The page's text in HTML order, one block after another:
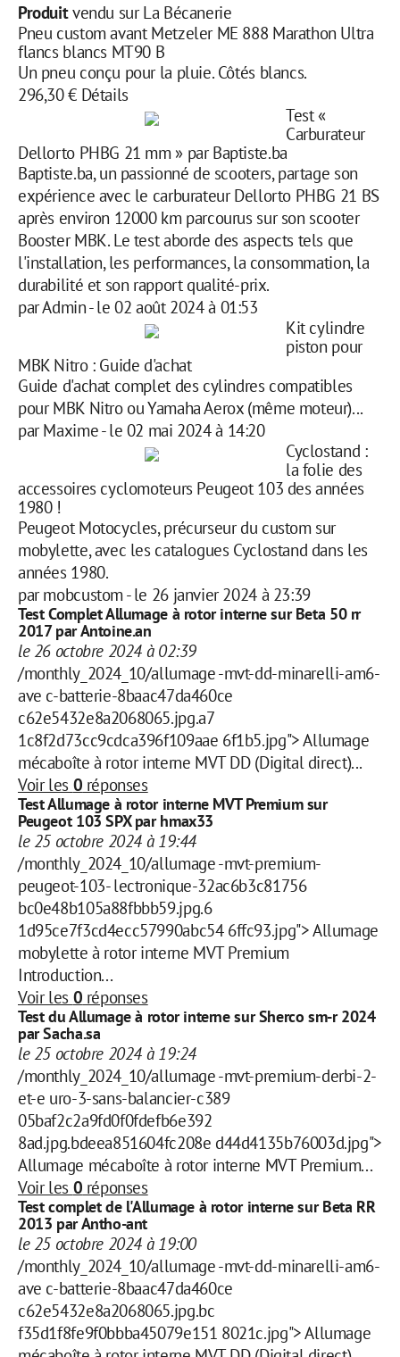
Produitvendu sur La Bécanerie
Pneu custom avant Metzeler ME 888 Marathon Ultra
flancs blancs MT90 B
Un pneu conçu pour la pluie. Côtés blancs.
296,30 € Détails
Test «
Carburateur
Dellorto PHBG 21 mm » par Baptiste.ba
Baptiste.ba, un passionné de scooters, partage son
expérience avec le carburateur Dellorto PHBG 21 BS
après environ 12000 km parcourus sur son scooter
Booster MBK. Le test aborde des aspects tels que
l'installation, les performances, la consommation, la
durabilité et son rapport qualité-prix.
parAdmin-le 02 août 2024 à 01:53
Kit cylindre
piston pour
MBK Nitro : Guide d'achat
Guide d'achat complet des cylindres compatibles
pour MBK Nitro ou Yamaha Aerox (même moteur)...
parMaxime-le 02 mai 2024 à 14:20
Cyclostand :
la folie des
accessoires cyclomoteurs Peugeot 103 des années
1980 !
Peugeot Motocycles, précurseur du custom sur
mobylette, avec les catalogues Cyclostand dans les
années 1980.
parmobcustom-le 26 janvier 2024 à 23:39
Test Complet Allumage à rotor interne sur Beta 50 rr
2017 par Antoine.an
le 26 octobre 2024 à 02:39
/monthly_2024_10/allumage -mvt-dd-minarelli-am6-
ave c-batterie-8baac47da460ce
c62e5432e8a2068065.jpg.a7
1c8f2d73cc9cdca396f109aae 6f1b5.jpg"> Allumage
mécaboîte à rotor interne MVT DD (Digital direct)...
Voir les 0 réponses
Test Allumage à rotor interne MVT Premium sur
Peugeot 103 SPX par hmax33
le 25 octobre 2024 à 19:44
/monthly_2024_10/allumage -mvt-premium-
peugeot-103- lectronique-32ac6b3c81756
bc0e48b105a88fbbb59.jpg.6
1d95ce7f3cd4ecc57990abc54 6ffc93.jpg"> Allumage
mobylette à rotor interne MVT Premium
Introduction...
Voir les 0 réponses
Test du Allumage à rotor interne sur Sherco sm-r 2024
par Sacha.sa
le 25 octobre 2024 à 19:24
/monthly_2024_10/allumage -mvt-premium-derbi-2-
et-e uro-3-sans-balancier-c389
05baf2c2a9fd0f0fdefb6e392
8ad.jpg.bdeea851604fc208e d44d4135b76003d.jpg">
Allumage mécaboîte à rotor interne MVT Premium...
Voir les 0 réponses
Test complet de l'Allumage à rotor interne sur Beta RR
2013 par Antho-ant
le 25 octobre 2024 à 19:00
/monthly_2024_10/allumage -mvt-dd-minarelli-am6-
ave c-batterie-8baac47da460ce
c62e5432e8a2068065.jpg.bc
f35d1f8fe9f0bbba45079e151 8021c.jpg"> Allumage